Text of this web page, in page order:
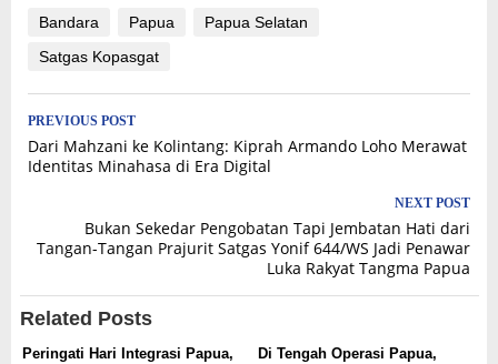
Bandara Papua
Papua Selatan
Satgas Kopasgat
Post
navigation
PREVIOUS POST
Dari Mahzani ke Kolintang: Kiprah Armando Loho Merawat
Identitas Minahasa di Era Digital
NEXT POST
Bukan Sekedar Pengobatan Tapi Jembatan Hati dari
Tangan-Tangan Prajurit Satgas Yonif 644/WS Jadi Penawar
Luka Rakyat Tangma Papua
Related Posts
Peringati Hari Integrasi Papua,
Di Tengah Operasi Papua,